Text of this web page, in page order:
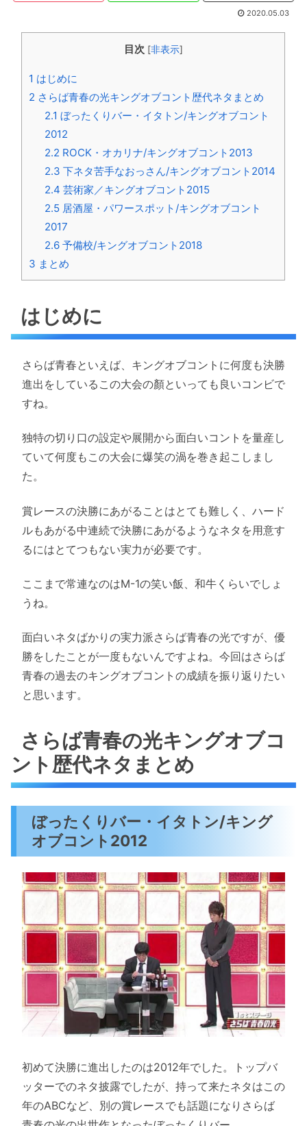
2020.05.03
目次 [非表示]
1 はじめに
2 さらば青春の光キングオブコント歴代ネタまとめ
2.1 ぼったくりバー・イタトン/キングオブコント
2012
2.2 ROCK・オカリナ/キングオブコント2013
2.3 下ネタ苦手なおっさん/キングオブコント2014
2.4 芸術家／キングオブコント2015
2.5居酒屋・パワースポット/キングオブコント
2017
2.6予備校/キングオブコント2018
3 まとめ
はじめに
さらば青春といえば、キングオブコントに何度も決勝
進出をしているこの大会の顏といっても良いコンビで
すね。
独特の切り口の設定や展開から面白いコントを量産し
ていて何度もこの大会に爆笑の渦を巻き起こしまし
た。
賞レースの決勝にあがることはとても難しく、ハード
ルもあがる中連続で決勝にあがるようなネタを用意す
るにはとてつもない実力が必要です。
ここまで常連なのはM-1の笑い飯、和牛くらいでしょ
うね。
面白いネタばかりの実力派さらば青春の光ですが、優
勝をしたことが一度もないんですよね。今回はさらば
青春の過去のキングオブコントの成績を振り返りたい
と思います。
さらば青春の光キングオブコ
ント歴代ネタまとめ
ぼったくりバー・イタトン/キング
オブコント2012
初めて決勝に進出したのは2012年でした。トップバ
ッターでのネタ披露でしたが、持って来たネタはこの
年のABCなど、別の賞レースでも話題になりさらば